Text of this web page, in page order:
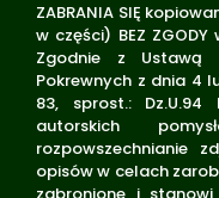
ZABRANIA SIĘ
w części) BEZ
Zgodnie z Ustawą
Pokrewnych z dnia 4
83, sprost.: Dz.U.94
autorskich
rozpowszechnianie
opisów w celach